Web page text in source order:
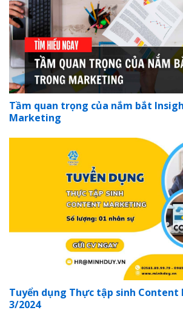
Tầm quan trọng của nắm bắt
Marketing
Tuyển dụng Thực tập sinh
3/2024